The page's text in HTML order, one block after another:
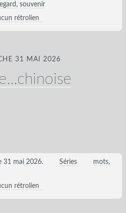
souvenir
rétrolien
31 MAI 2026
31 mai 2026. Séries
mots
rétrolien